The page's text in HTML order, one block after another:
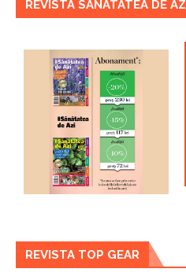
REVISTA SANATATEA DE AZI
REVISTA TOP GEAR